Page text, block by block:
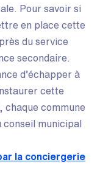
Pour savoir si
en place cette
du service
secondaire.
d’échapper à
cette
chaque commune
municipal
la conciergerie